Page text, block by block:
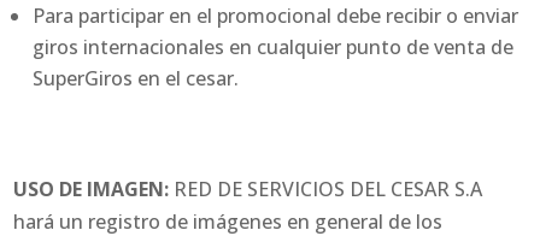
Para participar en el promocional debe recibir o enviar
giros internacionales en cualquier punto de venta de
SuperGiros en el cesar.
USO DE IMAGEN: RED DE SERVICIOS DEL CESAR S.A
hará un registro de imágenes en general de los